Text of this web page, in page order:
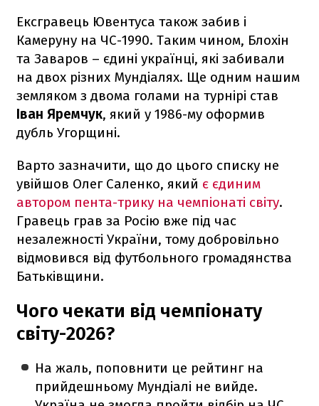
Ексгравець Ювентуса також забив і
Камеруну на ЧС-1990. Таким чином, Блохін
та Заваров – єдині українці, які забивали
на двох різних Мундіалях. Ще одним нашим
земляком з двома голами на турнірі став
Іван Яремчук, який у 1986-му оформив
дубль Угорщині.
Варто зазначити, що до цього списку не
увійшов Олег Саленко, який є єдиним
автором пента-трику на чемпіонаті світу.
Гравець грав за Росію вже під час
незалежності України, тому добровільно
відмовився від футбольного громадянства
Батьківщини.
Чого чекати від чемпіонату
світу-2026?
На жаль, поповнити це рейтинг на
прийдешньому Мундіалі не вийде.